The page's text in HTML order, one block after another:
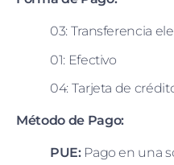
03: Transferencia
01: Efectivo
04: Tarjeta de
Método de Pago:
PUE:Pago en una